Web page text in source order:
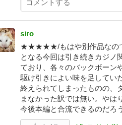
siro
★★★★★/もはや別作品なので
となる今回は引き続きカジノ
ており、各々のバックボーン
駆け引きによい味を足してい
終えられてしまったものの、
まなかった訳では無い。や
今後本編と合流できるのだろう